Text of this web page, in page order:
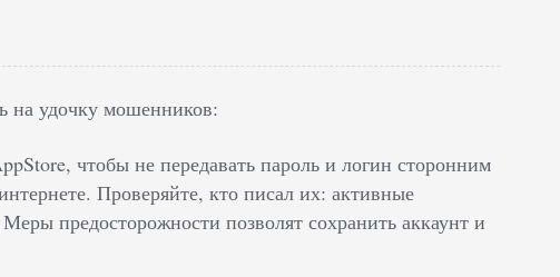
на удочку мошенников:
чтобы не передавать пароль и логин сторонним
Проверяйте, кто писал их: активные
предосторожности позволят сохранить аккаунт и